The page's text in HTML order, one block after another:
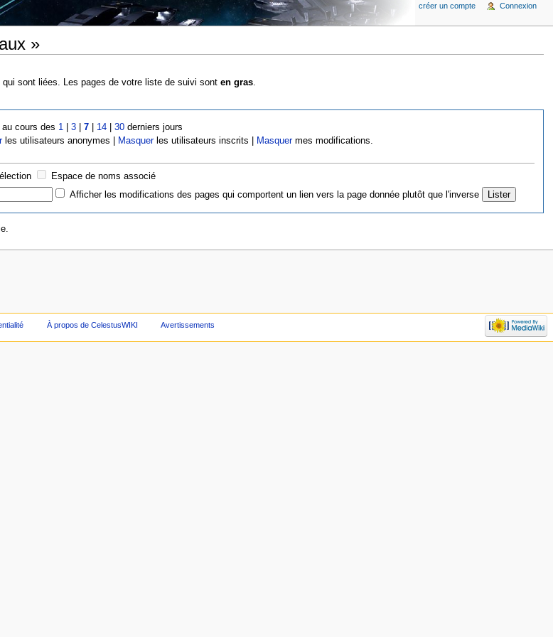
»
sont liées. Les pages de votre liste de suivi sont en gras.
cours des 1 |3 |7 14 |30 derniers jours
les utilisateurs anonymes | Masquerles utilisateurs inscrits | Masquermes modifications.
Espace de noms associé
Afficher les modifications des pages qui comportent un lien vers la page donnée plutôt que l'inverse
créer un compte Connexion
À propos de CelestusWIKI Avertissements